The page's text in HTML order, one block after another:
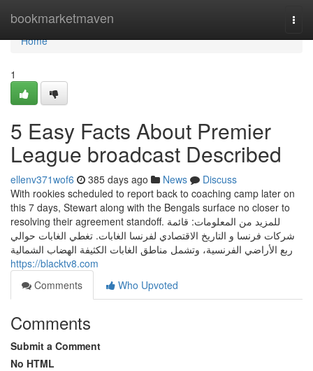
bookmarketmaven
Home
Home
1
5 Easy Facts About Premier
League broadcast Described
ellenv371wof6 385 days ago News
Discuss
With rookies scheduled to report back to coaching camp later on
this 7 days, Stewart along with the Bengals surface no closer to
resolving their agreement standoff. للمزيد من المعلومات: قائمة
شركات فرنسا و التاريخ الاقتصادي لفرنسا الغابات. تغطي الغابات حوالي
ربع الأراضي الفرنسية، وتشمل مناطق الغابات الكثيفة الهضاب الشمالية
https://blacktv8.com
Comments
Who Upvoted
Comments
Submit a Comment
No HTML